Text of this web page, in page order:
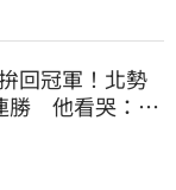
回冠軍！北勢
勝 他看哭：台